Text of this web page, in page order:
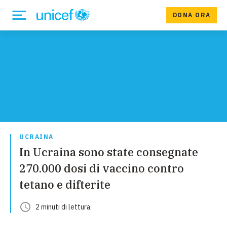
DONA ORA
UCRAINA
In Ucraina sono state consegnate
270.000 dosi di vaccino contro
tetano e difterite
2 minuti di lettura